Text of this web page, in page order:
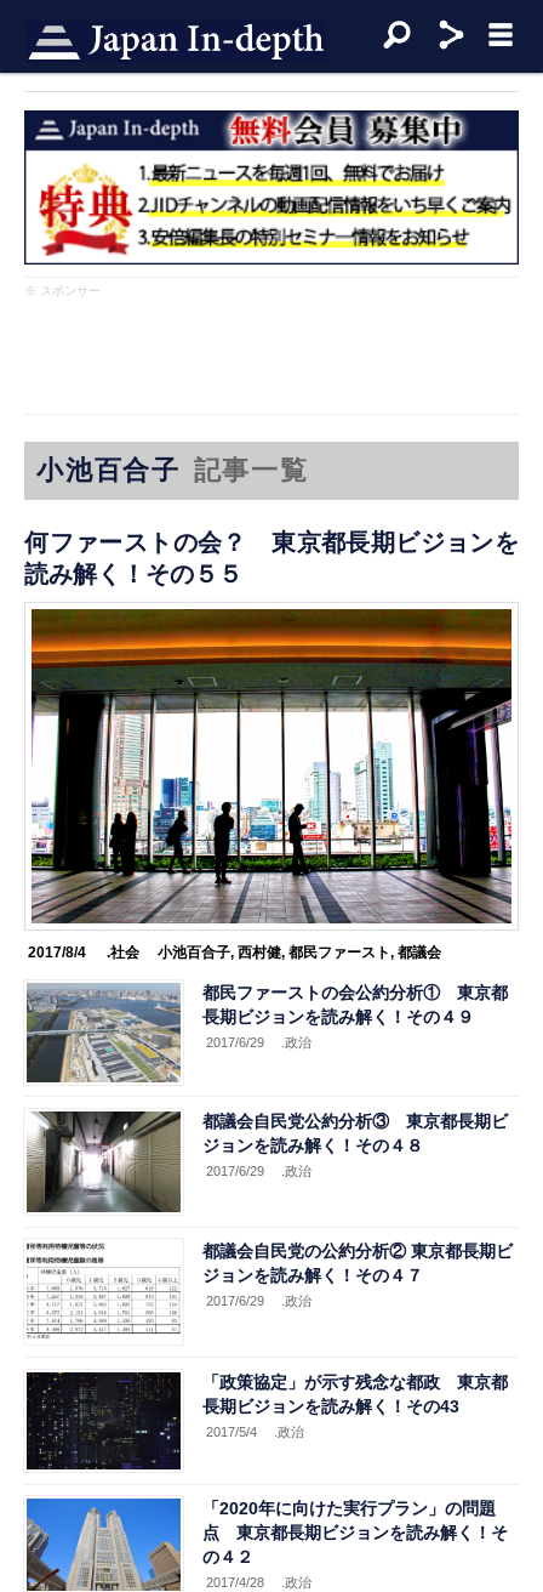
※ スポンサー
小池百合子 記事一覧
何ファーストの会？ 東京都長期ビジョンを
読み解く！その５５
2017/8/4 .社会 小池百合子, 西村健, 都民ファースト, 都議会
都民ファーストの会公約分析① 東京都
長期ビジョンを読み解く！その４９
2017/6/29 .政治
都議会自民党公約分析③ 東京都長期ビ
ジョンを読み解く！その４８
2017/6/29 .政治
都議会自民党の公約分析② 東京都長期ビ
ジョンを読み解く！その４７
2017/6/29 .政治
「政策協定」が示す残念な都政 東京都
長期ビジョンを読み解く！その43
2017/5/4 .政治
「2020年に向けた実行プラン」の問題
点 東京都長期ビジョンを読み解く！そ
の４２
2017/4/28 .政治